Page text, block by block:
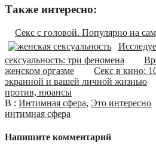
Также интересно:
Секс с головой. Популярно на
сексуальность: три феномена
женском оргазме
Секс в кино:
экранной и вашей личной жизнью
против, нюансы
В : Интимная сфера, Это интересно
интимная сфера
Напишите комментарий